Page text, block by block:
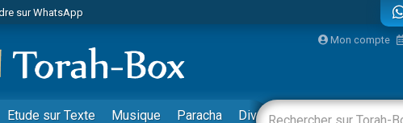
sur WhatsApp
pour 5 jours de vacances aux Orphelins
pour Diane, 80 ans, dans un appartement insalubre
sur WhatsApp
Mon compte
Etude sur Texte Musique Paracha Divertissements Livres